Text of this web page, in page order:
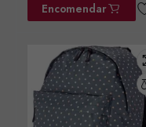
Encomendar